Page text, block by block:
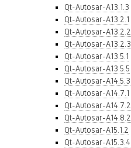
Qt-Autosar-A13.1.3
Qt-Autosar-A13.2.1
Qt-Autosar-A13.2.2
Qt-Autosar-A13.2.3
Qt-Autosar-A13.5.1
Qt-Autosar-A13.5.5
Qt-Autosar-A14.5.3
Qt-Autosar-A14.7.1
Qt-Autosar-A14.7.2
Qt-Autosar-A14.8.2
Qt-Autosar-A15.1.2
Qt-Autosar-A15.3.4